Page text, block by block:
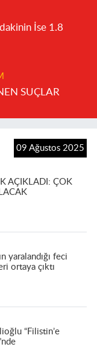
İse 1.8
SUÇLAR
09 Ağustos 2025
AÇIKLADI: ÇOK
yaralandığı feci
ortaya çıktı
“Filistin’e